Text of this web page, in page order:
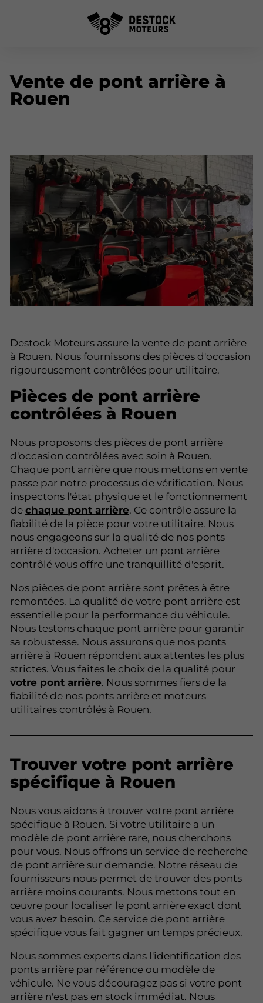
Vente de pont arrière à
Rouen
Destock Moteurs assure la vente de pont arrière
à Rouen. Nous fournissons des pièces d'occasion
rigoureusement contrôlées pour utilitaire.
Pièces de pont arrière
contrôlées à Rouen
Nous proposons des pièces de pont arrière
d'occasion contrôlées avec soin à Rouen.
Chaque pont arrière que nous mettons en vente
passe par notre processus de vérification. Nous
inspectons l'état physique et le fonctionnement
de chaque pont arrière. Ce contrôle assure la
fiabilité de la pièce pour votre utilitaire. Nous
nous engageons sur la qualité de nos ponts
arrière d'occasion. Acheter un pont arrière
contrôlé vous offre une tranquillité d'esprit.
Nos pièces de pont arrière sont prêtes à être
remontées. La qualité de votre pont arrière est
essentielle pour la performance du véhicule.
Nous testons chaque pont arrière pour garantir
sa robustesse. Nous assurons que nos ponts
arrière à Rouen répondent aux attentes les plus
strictes. Vous faites le choix de la qualité pour
votre pont arrière. Nous sommes fiers de la
fiabilité de nos ponts arrière et moteurs
utilitaires contrôlés à Rouen.
Trouver votre pont arrière
spécifique à Rouen
Nous vous aidons à trouver votre pont arrière
spécifique à Rouen. Si votre utilitaire a un
modèle de pont arrière rare, nous cherchons
pour vous. Nous offrons un service de recherche
de pont arrière sur demande. Notre réseau de
fournisseurs nous permet de trouver des ponts
arrière moins courants. Nous mettons tout en
œuvre pour localiser le pont arrière exact dont
vous avez besoin. Ce service de pont arrière
spécifique vous fait gagner un temps précieux.
Nous sommes experts dans l'identification des
ponts arrière par référence ou modèle de
véhicule. Ne vous découragez pas si votre pont
arrière n'est pas en stock immédiat. Nous